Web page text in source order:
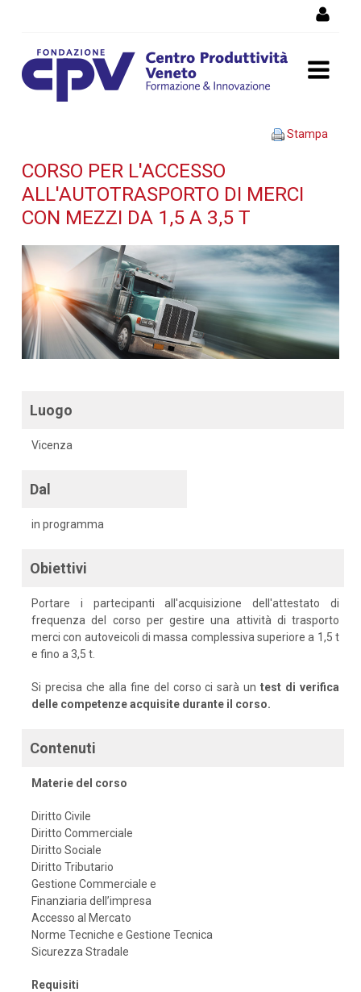
CORSO PER L'ACCESSO
ALL'AUTOTRASPORTO DI
MERCI CON MEZZI DA 1,5 A
3,5 T - Dettaglio corso di
formazione
Stampa
CORSO PER L'ACCESSO
ALL'AUTOTRASPORTO DI MERCI
CON MEZZI DA 1,5 A 3,5 T
Luogo
Vicenza
Dal
in programma
Obiettivi
Portare i partecipanti all'acquisizione dell'attestato di
frequenza del corso per gestire una attività di trasporto
merci con autoveicoli di massa complessiva superiore a 1,5 t
e fino a 3,5 t.
Si precisa che alla fine del corso ci sarà untest di verifica
delle competenze acquisite durante il corso.
Contenuti
Materie del corso
Diritto Civile
Diritto Commerciale
Diritto Sociale
Diritto Tributario
Gestione Commerciale e
Finanziaria dell’impresa
Accesso al Mercato
Norme Tecniche e Gestione Tecnica
Sicurezza Stradale
Requisiti